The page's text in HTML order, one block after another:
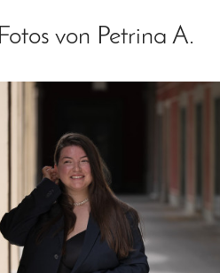
Fotos von Petrina A.